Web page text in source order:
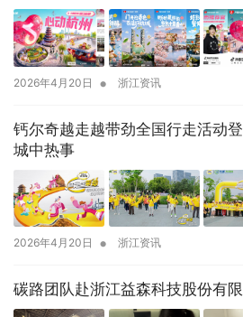
2026年4月20日 • 浙江资讯
钙尔奇越走越带劲全国行走活动登陆杭州 打
城中热事
2026年4月20日 • 浙江资讯
碳路团队赴浙江益森科技股份有